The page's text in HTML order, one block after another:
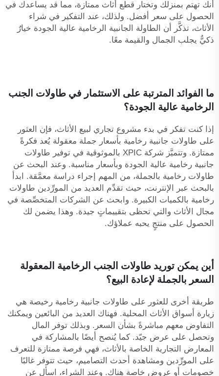
أنك تهتم بمنزلك وتختار قطع أثاث ممتازة، مما قد يساعدك في
الحصول على سعر أفضل. ولذلك، عند التفكير في شراء
الأثاث، تذكَّر أن الطاولة الجانبية الرخامية عالية الجودة خيارٌ
ذكيٌّ يجلب الجمال والقيمة معًا.
ما الفوائد المترتبة على الاستثمار في طاولات الجنب
الرخامية عالية الجودة؟
إذا كنت تفكر في بدء مشروع تجاري لبيع الأثاث، فإن العثور
على طاولات جانبية رخامية بأسعار جملة معقولة يُعد فكرةً
ممتازة. وتتميَّز شركة XPIC بالموثوقية في توفير طاولات
جانبية رخامية عالية الجودة وبأسعار مناسبة. وعند البحث عن
طاولات رخامية بالجملة، من المهم إجراء دراسة معمَّقة. ابدأ
بالبحث عبر الإنترنت، حيث تقدِّم العديد من المورِّدين طاولات
رخامية بالكميات الكبيرة. وابحث عن الشركات المتخصِّصة في
مجال الأثاث والتي تحظى بتقييماتٍ جيدة. وهذا يضمن لك
الحصول على منتجٍ يحبه عملاؤك.
أين يمكن توريد طاولات الجنب الرخامية المعقولة
السعر بالجملة لإعادة البيع؟
طريقة أخرى للعثور على طاولات جانبية رخامية رخيصة هي
زيارة أسواق الأثاث المحلية. فهناك العديد من البائعين ويمكنك
التفاوض معهم مباشرةً بشأن السعر. وبذلك توفر المال
وتحصل على عرض جيّد. كما يُنصح أيضًا بالمشاركة في
المعارض التجارية الخاصة بالأثاث، فهي فرصة ممتازة للتعرف
على المورِّدين ومشاهدة أحدث التصاميم، حيث تتوفر غالبًا
خصومات أو عروض خاصة هناك. وعند الشراء، اسأل عن